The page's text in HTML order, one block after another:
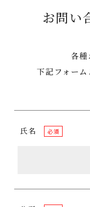
お問い
各
下記フォーム
氏名 必須